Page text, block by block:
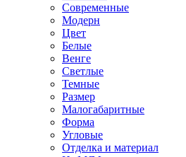
Современные
Модерн
Цвет
Белые
Венге
Светлые
Темные
Размер
Малогабаритные
Форма
Угловые
Отделка и материал